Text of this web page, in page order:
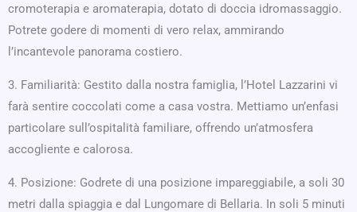
cromoterapia e aromaterapia, dotato di doccia idromassaggio.
Potrete godere di momenti di vero relax, ammirando
l’incantevole panorama costiero.
3. Familiarità: Gestito dalla nostra famiglia, l’Hotel Lazzarini vi
farà sentire coccolati come a casa vostra. Mettiamo un’enfasi
particolare sull’ospitalità familiare, offrendo un’atmosfera
accogliente e calorosa.
4. Posizione: Godrete di una posizione impareggiabile, a soli 30
metri dalla spiaggia e dal Lungomare di Bellaria. In soli 5 minuti